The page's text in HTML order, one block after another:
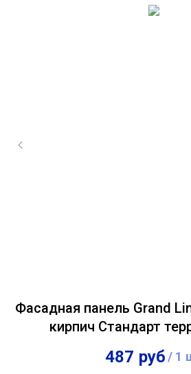
Фасадная панель Grand
кирпич Стандарт
487 руб/ 1